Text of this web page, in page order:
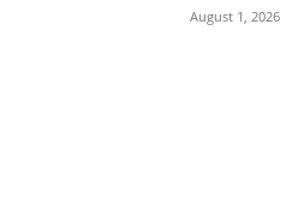
August 1, 2026